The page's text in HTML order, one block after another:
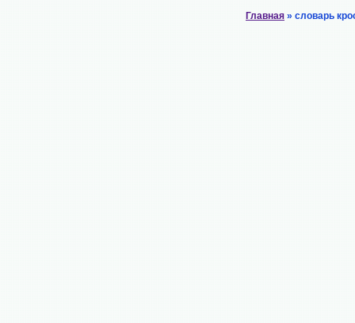
Главная » словарь